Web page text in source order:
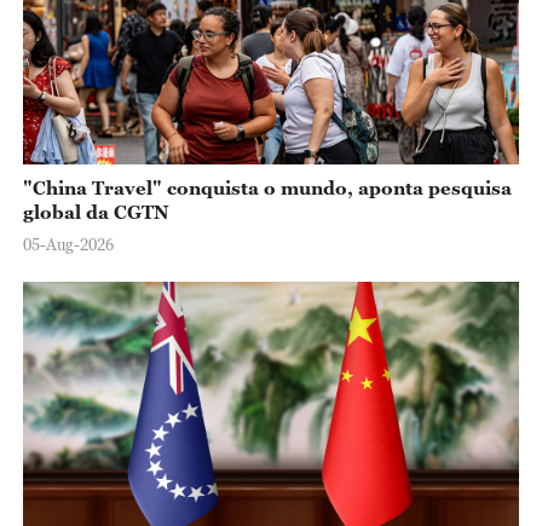
"China Travel" conquista o mundo, aponta pesquisa
global da CGTN
05-Aug-2026